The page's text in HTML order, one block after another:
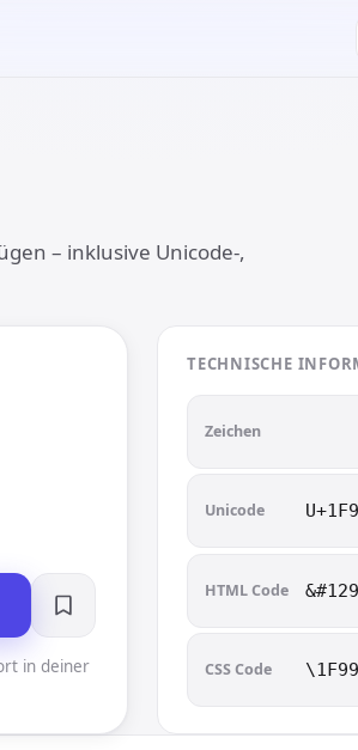
– inklusive Unicode-,
in deiner
TECHNISCHE
Zeichen
Unicode
HTML Code
CSS Code